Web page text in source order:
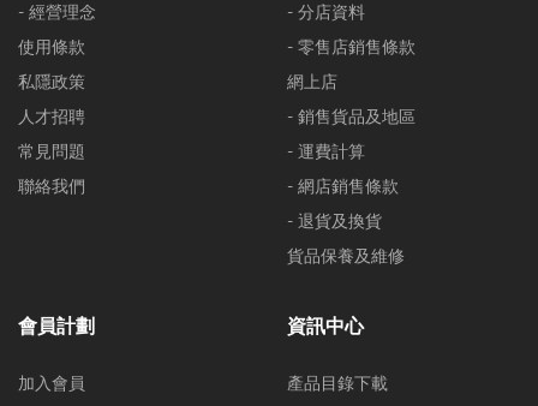
- 經營理念
使用條款
私隱政策
人才招聘
常見問題
聯絡我們
- 分店資料
- 零售店銷售條款
網上店
- 銷售貨品及地區
- 運費計算
- 網店銷售條款
- 退貨及換貨
貨品保養及維修
會員計劃
加入會員
資訊中心
產品目錄下載